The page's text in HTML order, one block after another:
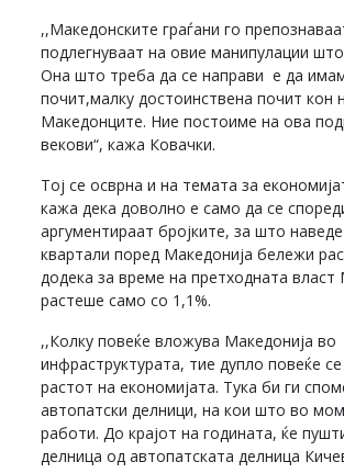
,,Македонските граѓани го
подлегнуваат на овие манипулации
Она што треба да се направи е да
почит,малку достоинствена почит кон
Македонците. Ние постоиме на ова
векови“, кажа Ковачки.
Тој се осврна и на темата за
кажа дека доволно е само да се
аргументираат бројките, за што
квартали поред Македонија бележи
додека за време на претходната власт
растеше само со 1,1%.
,,Колку повеќе вложува Македонија во
инфраструктурата, тие дупло повеќе
растот на економијата. Тука би ги
автопатски делници, на кои што во
работи. До крајот на годината, ќе
делница од автопатската делница